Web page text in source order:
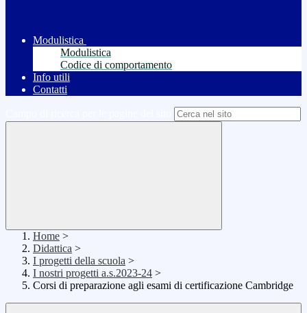
Modulistica
Modulistica
Codice di comportamento
Info utili
Contatti
Home >
Didattica >
I progetti della scuola >
I nostri progetti a.s.2023-24 >
Corsi di preparazione agli esami di certificazione Cambridge